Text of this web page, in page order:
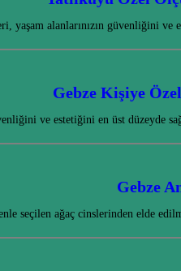
yaşam alanlarınızın güvenliğini
Gebze Kişiye
ve estetiğini en üst
Gebze
seçilen ağaç cinslerinden elde